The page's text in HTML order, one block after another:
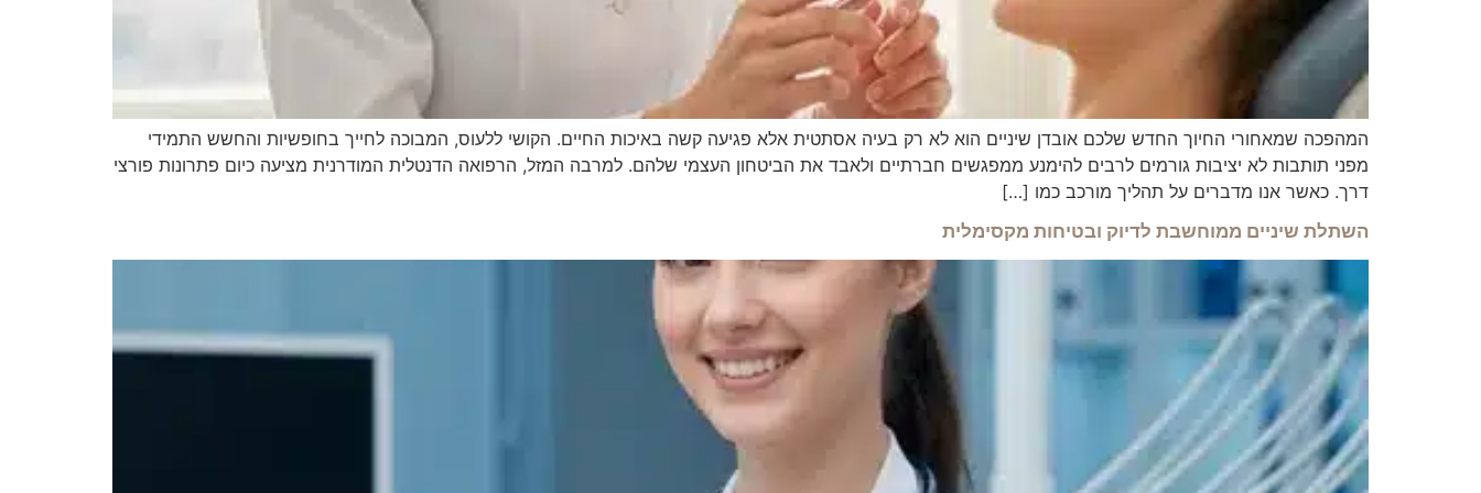
המהפכה שמאחורי החיוך החדש שלכם אובדן שיניים הוא לא רק בעיה אסתטית אלא פגיעה קשה באיכות החיים. הקושי ללעוס, המבוכה לחייך בחופשיות והחשש התמידי
מפני תותבות לא יציבות גורמים לרבים להימנע ממפגשים חברתיים ולאבד את הביטחון העצמי שלהם. למרבה המזל, הרפואה הדנטלית המודרנית מציעה כיום פתרונות פורצי
דרך. כאשר אנו מדברים על תהליך מורכב כמו […]
השתלת שיניים ממוחשבת לדיוק ובטיחות מקסימלית